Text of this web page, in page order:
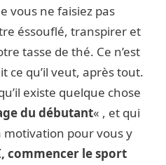
vous ne faisiez pas
éssouflé, transpirer et
tasse de thé. Ce n’est
ce qu’il veut, après tout.
existe quelque chose
du débutant« , et qui
pour vous y
commencer le sport